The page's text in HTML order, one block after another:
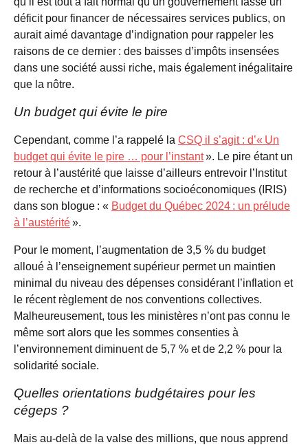
déficit pour financer de nécessaires services publics, on
aurait aimé davantage d’indignation pour rappeler les
raisons de ce dernier : des baisses d’impôts insensées
dans une société aussi riche, mais également inégalitaire
que la nôtre.
Un budget qui évite le pire
Cependant, comme l’a rappelé la CSQ il s’agit : d’« Un
budget qui évite le pire … pour l’instant». Le pire étant un
retour à l’austérité que laisse d’ailleurs entrevoir l’Institut
de recherche et d’informations socioéconomiques (IRIS)
dans son blogue : « Budget du Québec 2024 : un prélude
à l’austérité».
Pour le moment, l’augmentation de 3,5 % du budget
alloué à l’enseignement supérieur permet un maintien
minimal du niveau des dépenses considérant l’inflation et
le récent règlement de nos conventions collectives.
Malheureusement, tous les ministères n’ont pas connu le
même sort alors que les sommes consenties à
l’environnement diminuent de 5,7 % et de 2,2 % pour la
solidarité sociale.
Quelles orientations budgétaires pour les
cégeps ?
Mais au-delà de la valse des millions, que nous apprend